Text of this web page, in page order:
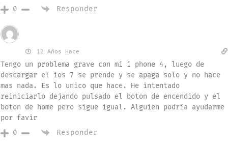
0
Responder
12 Años Hace
Tengo un problema grave con mi i phone 4, luego de
descargar el ios 7 se prende y se apaga solo y no hace
mas nada. Es lo unico que hace. He intentado
reiniciarlo dejando pulsado el boton de encendido y el
boton de home pero sigue igual. Alguien podrìa ayudarme
por favir
0
Responder